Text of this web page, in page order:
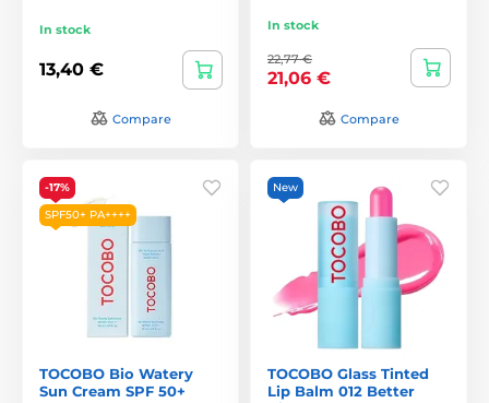
In stock
13,40 €
Compare
In stock
22,77 €
21,06 €
Compare
-17%
SPF50+ PA++++
TOCOBO Bio Watery
Sun Cream SPF 50+
New
TOCOBO Glass Tinted
Lip Balm 012 Better